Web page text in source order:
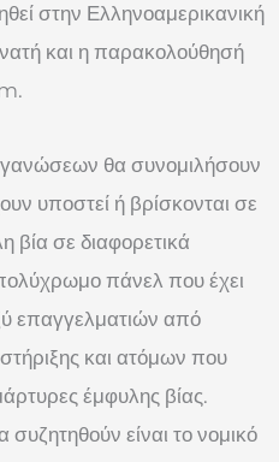
στην Ελληνοαμερικανική
και η παρακολούθησή
θα συνομιλήσουν
υποστεί ή βρίσκονται σε
βία σε διαφορετικά
πάνελ που έχει
επαγγελματιών από
και ατόμων που
έμφυλης βίας.
είναι το νομικό